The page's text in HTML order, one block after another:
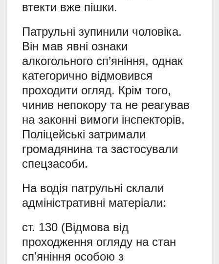
втекти вже пішки.
Патрульні зупинили чоловіка.
Він мав явні ознаки
алкогольного сп’яніння, однак
категорично відмовився
проходити огляд. Крім того,
чинив непокору та не реагував
на законні вимоги інспекторів.
Поліцейські затримали
громадянина та застосували
спецзасоби.
На водія патрульні склали
адміністративні матеріали:
ст. 130 (Відмова від
проходження огляду на стан
сп’яніння особою з